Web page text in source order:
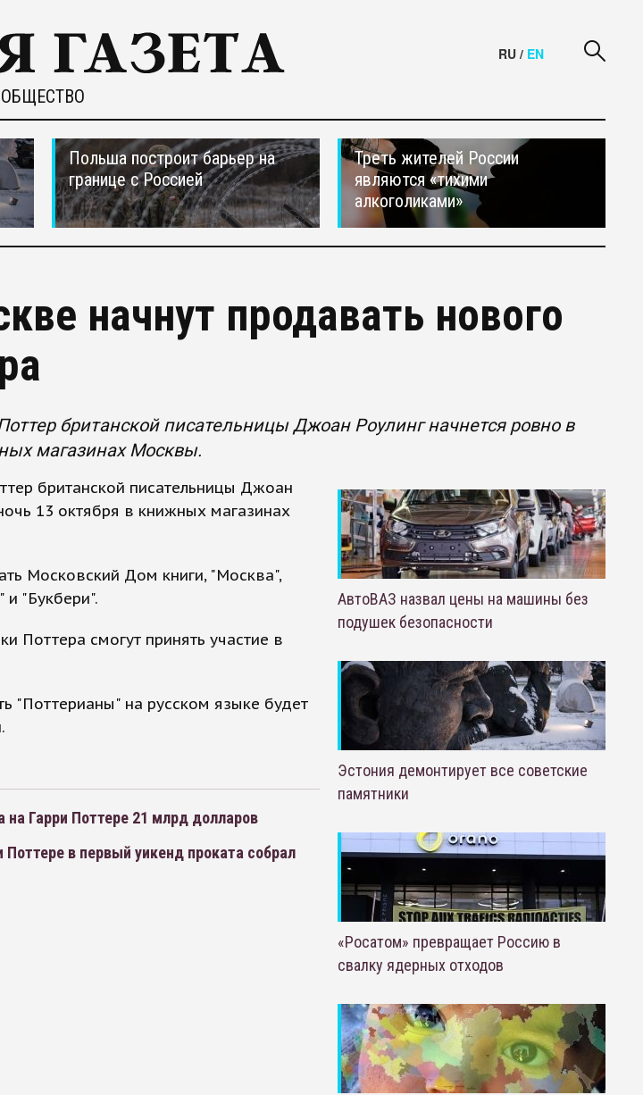
ОБЩЕСТВО
RU / EN
Польша построит барьер на
границе с Россией
Треть жителей России
являются «тихими
алкоголиками»
начнут продавать нового
британской писательницы Джоан Роулинг начнется ровно в
магазинах Москвы.
британской писательницы Джоан
13 октября в книжных магазинах
Московский Дом книги, "Москва",
и "Букбери".
Поттера смогут принять участие в
"Поттерианы" на русском языке будет
на Гарри Поттере 21 млрд долларов
в первый уикенд проката собрал
АвтоВАЗ назвал цены на машины без
подушек безопасности
Эстония демонтирует все советские
памятники
«Росатом» превращает Россию в
свалку ядерных отходов